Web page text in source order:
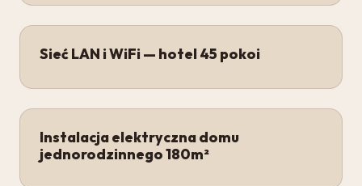
Sieć LAN i WiFi — hotel 45 pokoi
Instalacja elektryczna domu
jednorodzinnego 180m²